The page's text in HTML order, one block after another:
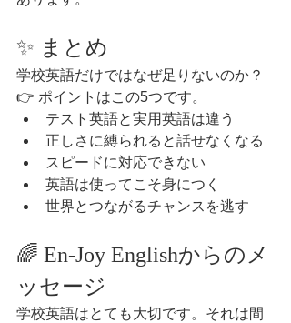
✨ まとめ
学校英語だけではなぜ足りないのか？
👉 ポイントはこの5つです。
テスト英語と実用英語は違う
正しさに縛られると話せなくなる
スピードに対応できない
英語は使ってこそ身につく
世界とつながるチャンスを逃す
🌈 En-Joy Englishからのメ
ッセージ
学校英語はとても大切です。それは間